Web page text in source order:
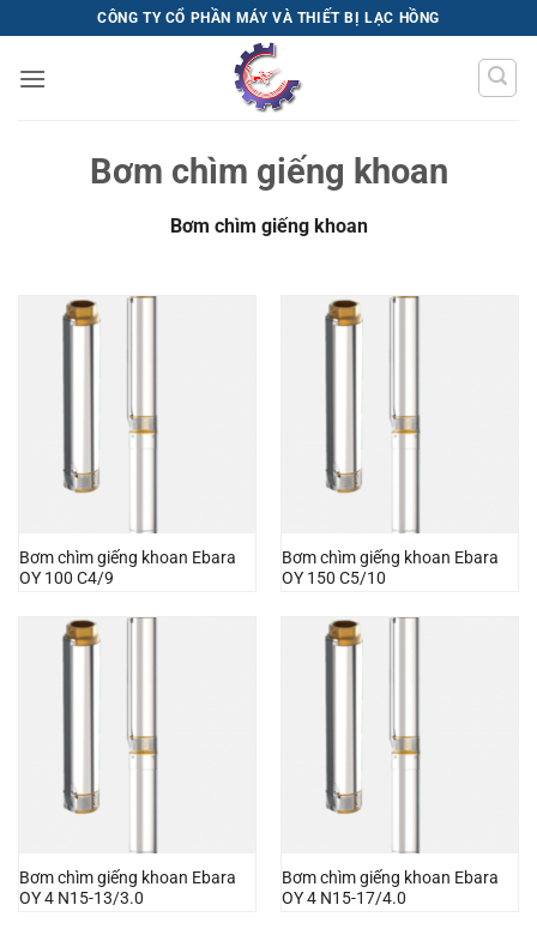
qua
nội
CÔNG TY CỔ PHẦN MÁY VÀ THIẾT BỊ LẠC HỒNG
Bơm chìm giếng khoan
Bơm chìm giếng khoan
Bơm chìm giếng khoan Ebara
OY 100 C4/9
Bơm chìm giếng khoan Ebara
OY 150 C5/10
Bơm chìm giếng khoan Ebara
OY 4 N15-13/3.0
Bơm chìm giếng khoan Ebara
OY 4 N15-17/4.0